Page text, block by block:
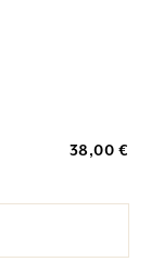
38,00 €